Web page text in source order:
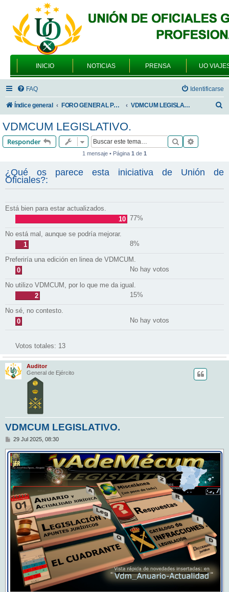
INICIO NOTICIAS PRENSA UO
FAQ Identificarse
Índice general FORO GENERAL PARA TODOS LOS USUARIOS VDMCUM LEGISLATIVO.
r
VDMCUM LEGISLATIVO.
Responder Buscar
1 mensaje • Página 1 de 1
¿Qué os parece esta iniciativa de Unión de
Oficiales?:
Está bien para estar actualizados.
10 77%
No está mal, aunque se podría mejorar.
1
8%
Preferiría una edición en linea de VDMCUM.
0
No hay votos
No utilizo VDMCUM, por lo que me da igual.
2
15%
No sé, no contesto.
0
No hay votos
Votos totales: 13
Auditor
General de Ejército
VDMCUM LEGISLATIVO.
M
n
s
a
j
e
29 Jul 2025, 08:30